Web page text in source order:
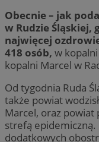
Obecnie – jak
w Rudzie Śląskiej,
najwięcej
418 osób, w
kopalni Marcel w
Od tygodnia Ruda
także powiat
Marcel, oraz powiat
strefą epidemiczną.
dodatkowych